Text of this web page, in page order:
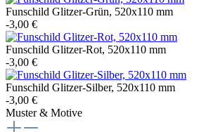
Funschild Glitzer-Grün, 520x110 mm
-3,00 €
Funschild Glitzer-Rot, 520x110 mm
-3,00 €
Funschild Glitzer-Silber, 520x110 mm
-3,00 €
Muster & Motive